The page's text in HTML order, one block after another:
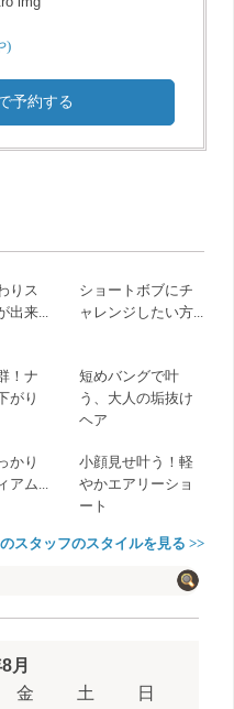
)
予約する
りス
出来...
ショートボブにチ
ャレンジしたい方...
！ナ
がり
短めバングで叶
う、大人の垢抜け
ヘア
かり
アム...
小顔見せ叶う！軽
やかエアリーショ
ート
スタッフのスタイルを見る >>
月
金 土 日